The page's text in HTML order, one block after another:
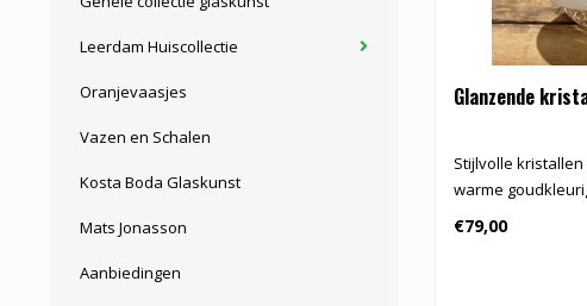
Leerdam Huiscollectie
Oranjevaasjes
Vazen en Schalen
Kosta Boda Glaskunst
Mats Jonasson
Aanbiedingen
Glanzende
Stijlvolle
warme
..
€79,00